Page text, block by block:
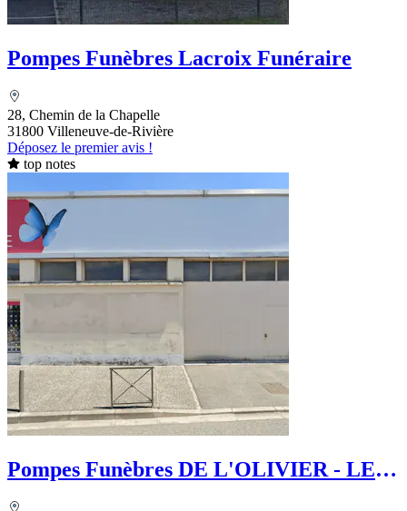
Pompes Funèbres Lacroix Funéraire
28, Chemin de la Chapelle
31800 Villeneuve-de-Rivière
Déposez le premier avis !
top notes
Pompes Funèbres DE L'OLIVIER - LE